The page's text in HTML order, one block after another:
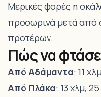
Μερικές φορές η
προσωρινά μετά από
προτέρων.
Πώς να
Από Αδάμαντα: 11
Από Πλάκα: 13 χλμ,